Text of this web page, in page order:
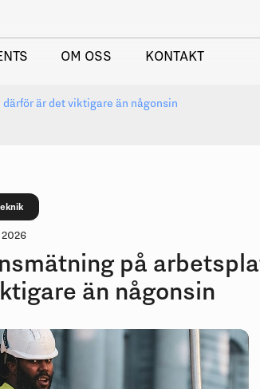
OM OSS KONTAKT
är det viktigare än någonsin
på
än någonsin